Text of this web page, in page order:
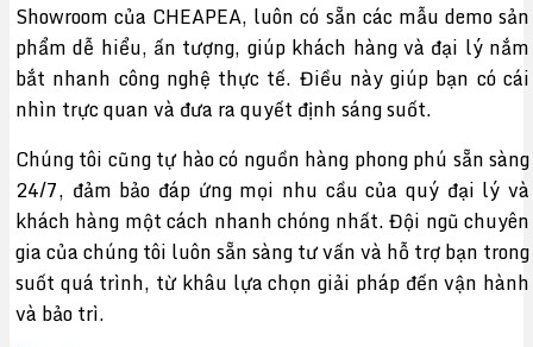
Showroom của CHEAPEA, luôn có sẵn các mẫu demo sản
phẩm dễ hiểu, ấn tượng, giúp khách hàng và đại lý nắm
bắt nhanh công nghệ thực tế. Điều này giúp bạn có cái
nhìn trực quan và đưa ra quyết định sáng suốt.
Chúng tôi cũng tự hào có nguồn hàng phong phú sẵn sàng
24/7, đảm bảo đáp ứng mọi nhu cầu của quý đại lý và
khách hàng một cách nhanh chóng nhất. Đội ngũ chuyên
gia của chúng tôi luôn sẵn sàng tư vấn và hỗ trợ bạn trong
suốt quá trình, từ khâu lựa chọn giải pháp đến vận hành
và bảo trì.